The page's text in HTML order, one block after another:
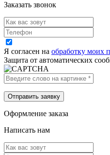
Заказать звонок
Я согласен на обработку моих
Защита от автоматических
Оформление заказа
Написать нам